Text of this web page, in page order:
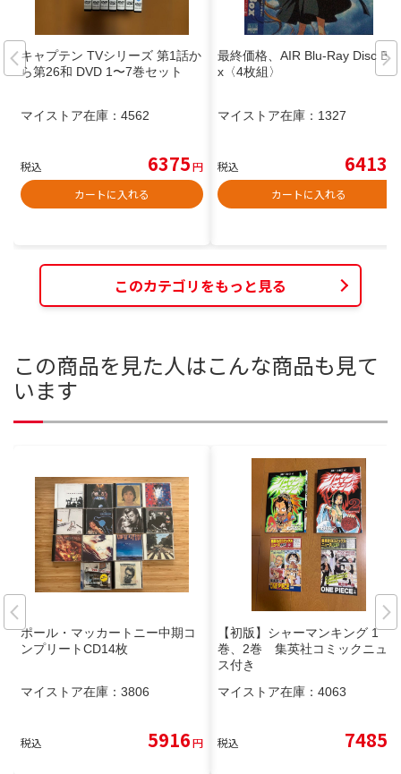
キャプテン TVシリーズ 第1話か
ら第26和 DVD 1〜7巻セット
マイストア在庫： 4562
税込 6375円
カートに入れる
最終価格、AIR Blu-Ray Disc Bo
x〈4枚組〉
マイストア在庫： 1327
税込 6413
カートに入れる
このカテゴリをもっと見る
この商品を見た人はこんな商品も見て
います
ポール・マッカートニー中期コ
ンプリートCD14枚
マイストア在庫： 3806
税込 5916円
【初版】シャーマンキング 1
巻、2巻 集英社コミックニュー
ス付き
マイストア在庫： 4063
税込 7485